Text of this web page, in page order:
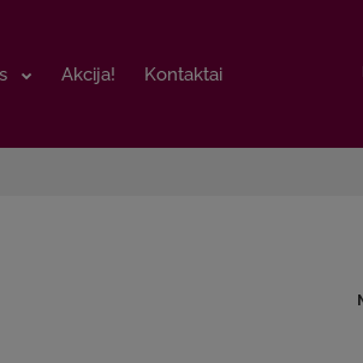
Akcija! Kontaktai
Akcija! Kontaktai